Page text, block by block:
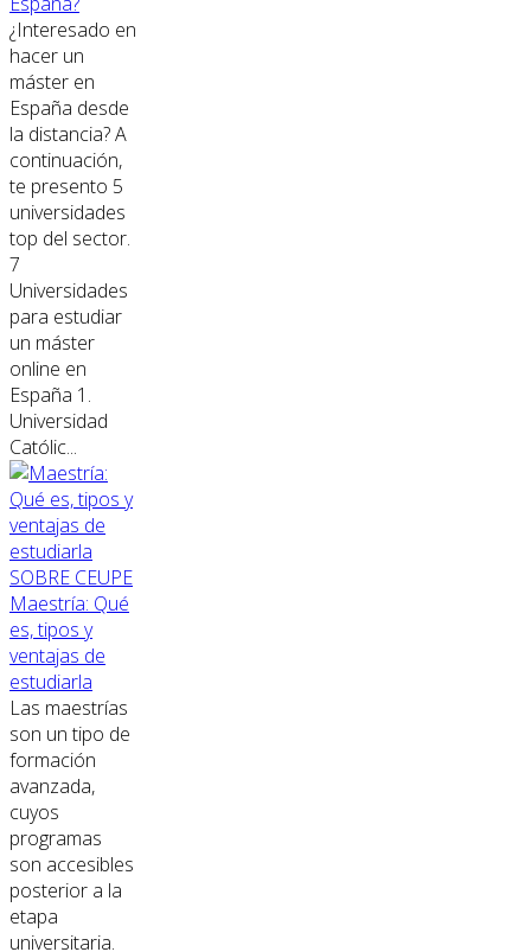
¿Interesado en
hacer un
máster en
España desde
la distancia? A
continuación,
te presento 5
universidades
top del sector.
7
Universidades
para estudiar
un máster
online en
España 1.
Universidad
Católic...
SOBRE CEUPE
Maestría: Qué
es, tipos y
ventajas de
estudiarla
Las maestrías
son un tipo de
formación
avanzada,
cuyos
programas
son accesibles
posterior a la
etapa
universitaria.